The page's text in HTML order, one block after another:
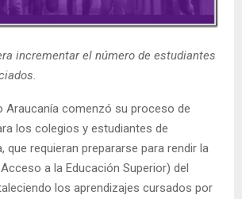
incrementar el número de estudiantes
Araucanía comenzó su proceso de
los colegios y estudiantes de
que requieran prepararse para rendir la
a la Educación Superior) del
los aprendizajes cursados por